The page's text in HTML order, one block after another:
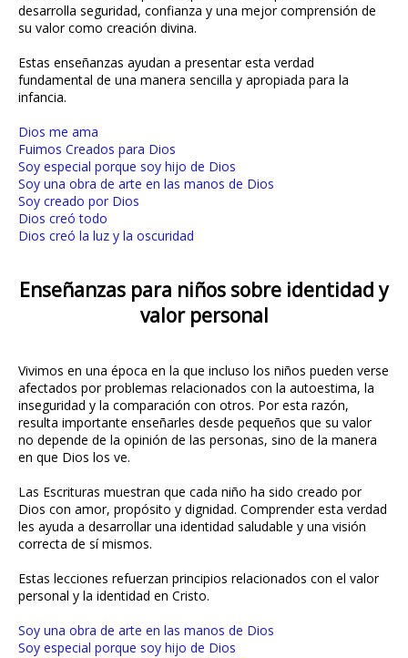
desarrolla seguridad, confianza y una mejor comprensión de
su valor como creación divina.
Estas enseñanzas ayudan a presentar esta verdad
fundamental de una manera sencilla y apropiada para la
infancia.
Dios me ama
Fuimos Creados para Dios
Soy especial porque soy hijo de Dios
Soy una obra de arte en las manos de Dios
Soy creado por Dios
Dios creó todo
Dios creó la luz y la oscuridad
Enseñanzas para niños sobre identidad y
valor personal
Vivimos en una época en la que incluso los niños pueden verse
afectados por problemas relacionados con la autoestima, la
inseguridad y la comparación con otros. Por esta razón,
resulta importante enseñarles desde pequeños que su valor
no depende de la opinión de las personas, sino de la manera
en que Dios los ve.
Las Escrituras muestran que cada niño ha sido creado por
Dios con amor, propósito y dignidad. Comprender esta verdad
les ayuda a desarrollar una identidad saludable y una visión
correcta de sí mismos.
Estas lecciones refuerzan principios relacionados con el valor
personal y la identidad en Cristo.
Soy una obra de arte en las manos de Dios
Soy especial porque soy hijo de Dios